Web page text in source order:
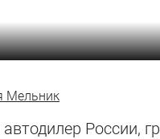
Мельник
России,